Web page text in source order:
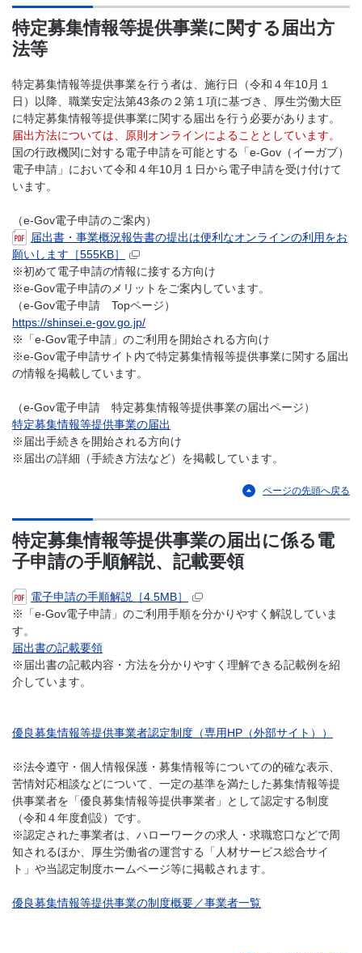
特定募集情報等提供事業に関する届出方
法等
特定募集情報等提供事業を行う者は、施行日（令和４年10月１
日）以降、職業安定法第43条の２第１項に基づき、厚生労働大臣
に特定募集情報等提供事業に関する届出を行う必要があります。
届出方法については、原則オンラインによることとしています。
国の行政機関に対する電子申請を可能とする「e-Gov（イーガブ）
電子申請」において令和４年10月１日から電子申請を受け付けて
います。
（e-Gov電子申請のご案内）
届出書・事業概況報告書の提出は便利なオンラインの利用をお
願いします［555KB］
※初めて電子申請の情報に接する方向け
※e-Gov電子申請のメリットをご案内しています。
（e-Gov電子申請 Topページ）
https://shinsei.e-gov.go.jp/
※「e-Gov電子申請」のご利用を開始される方向け
※e-Gov電子申請サイト内で特定募集情報等提供事業に関する届出
の情報を掲載しています。
（e-Gov電子申請 特定募集情報等提供事業の届出ページ）
特定募集情報等提供事業の届出
※届出手続きを開始される方向け
※届出の詳細（手続き方法など）を掲載しています。
ページの先頭へ戻る
特定募集情報等提供事業の届出に係る電
子申請の手順解説、記載要領
電子申請の手順解説［4.5MB］
※「e-Gov電子申請」のご利用手順を分かりやすく解説していま
す。
届出書の記載要領
※届出書の記載内容・方法を分かりやすく理解できる記載例を紹
介しています。
優良募集情報等提供事業者認定制度（専用HP（外部サイト））
※法令遵守・個人情報保護・募集情報等についての的確な表示、
苦情対応相談などについて、一定の基準を満たした募集情報等提
供事業者を「優良募集情報等提供事業者」として認定する制度
（令和４年度創設）です。
※認定された事業者は、ハローワークの求人・求職窓口などで周
知されるほか、厚生労働省の運営する「人材サービス総合サイ
ト」や当認定制度ホームページ等に掲載されます。
優良募集情報等提供事業の制度概要／事業者一覧